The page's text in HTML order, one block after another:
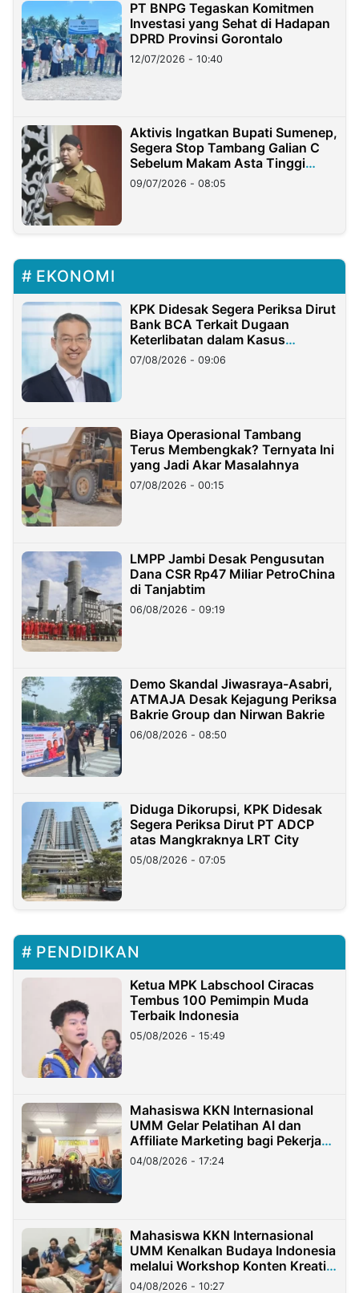
PT BNPG Tegaskan Komitmen
Investasi yang Sehat di Hadapan
DPRD Provinsi Gorontalo
12/07/2026 - 10:40
Aktivis Ingatkan Bupati Sumenep,
Segera Stop Tambang Galian C
Sebelum Makam Asta Tinggi
Longsor
09/07/2026 - 08:05
EKONOMI
KPK Didesak Segera Periksa Dirut
Bank BCA Terkait Dugaan
Keterlibatan dalam Kasus
Hilangnya Dana Nasabah Rp2,58
Miliar
07/08/2026 - 09:06
Biaya Operasional Tambang
Terus Membengkak? Ternyata Ini
yang Jadi Akar Masalahnya
07/08/2026 - 00:15
LMPP Jambi Desak Pengusutan
Dana CSR Rp47 Miliar PetroChina
di Tanjabtim
06/08/2026 - 09:19
Demo Skandal Jiwasraya-Asabri,
ATMAJA Desak Kejagung Periksa
Bakrie Group dan Nirwan Bakrie
06/08/2026 - 08:50
Diduga Dikorupsi, KPK Didesak
Segera Periksa Dirut PT ADCP
atas Mangkraknya LRT City
05/08/2026 - 07:05
PENDIDIKAN
Ketua MPK Labschool Ciracas
Tembus 100 Pemimpin Muda
Terbaik Indonesia
05/08/2026 - 15:49
Mahasiswa KKN Internasional
UMM Gelar Pelatihan AI dan
Affiliate Marketing bagi Pekerja
Migran Indonesia di Taiwan
04/08/2026 - 17:24
Mahasiswa KKN Internasional
UMM Kenalkan Budaya Indonesia
melalui Workshop Konten Kreatif
di Taiwan
04/08/2026 - 10:27